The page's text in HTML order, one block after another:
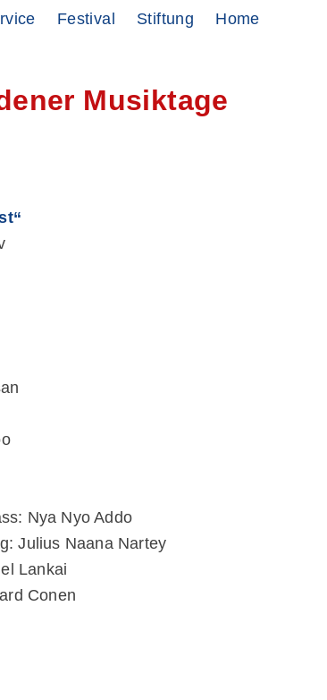
Festival Stiftung Home
Musiktage
Nya Nyo Addo
Julius Naana Nartey
Lankai
Conen